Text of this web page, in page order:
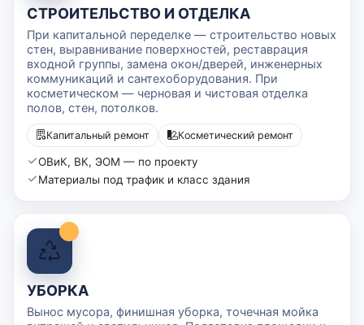
СТРОИТЕЛЬСТВО И ОТДЕЛКА
При капитальной переделке — строительство новых
стен, выравнивание поверхностей, реставрация
входной группы, замена окон/дверей, инженерных
коммуникаций и сантехоборудования. При
косметическом — черновая и чистовая отделка
полов, стен, потолков.
Капитальный ремонт Косметический ремонт
ОВиК, ВК, ЭОМ — по проекту
Материалы под трафик и класс здания
УБОРКА
Вынос мусора, финишная уборка, точечная мойка